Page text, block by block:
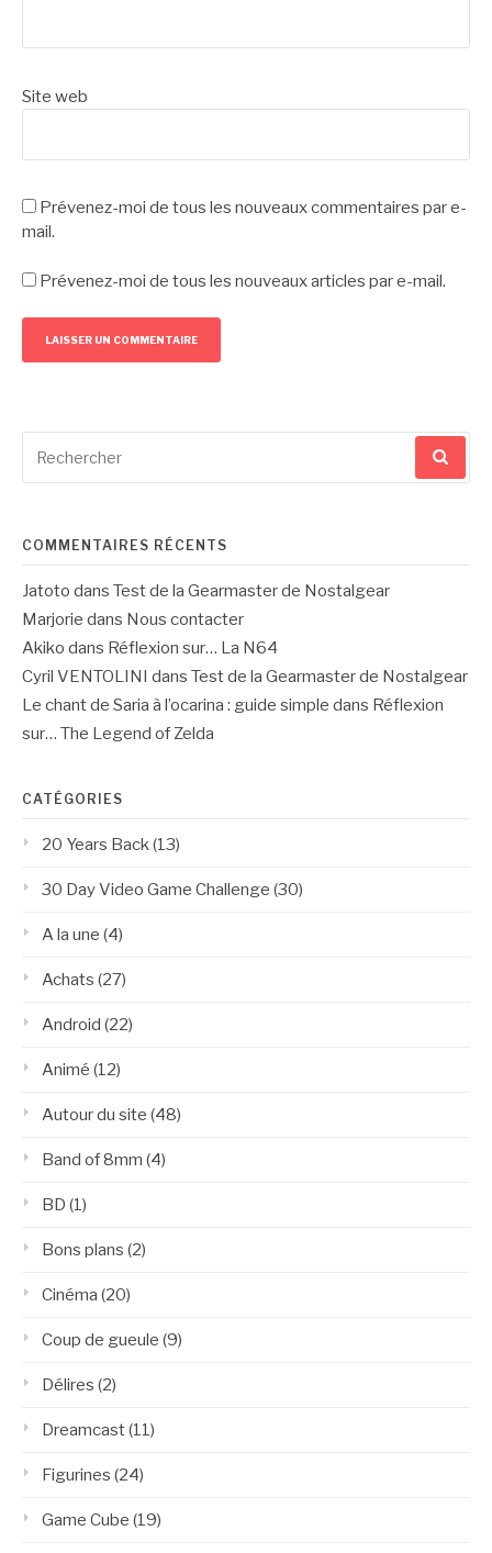
Site web
Prévenez-moi de tous les nouveaux commentaires par e-
mail.
Prévenez-moi de tous les nouveaux articles par e-mail.
pour
COMMENTAIRES RÉCENTS
Jatoto dans Test de la Gearmaster de Nostalgear
Marjorie dans Nous contacter
Akiko dans Réflexion sur… La N64
Cyril VENTOLINI dans Test de la Gearmaster de Nostalgear
Le chant de Saria à l’ocarina : guide simple dans Réflexion
sur… The Legend of Zelda
CATÉGORIES
20 Years Back (13)
30 Day Video Game Challenge (30)
A la une (4)
Achats (27)
Android (22)
Animé (12)
Autour du site (48)
Band of 8mm (4)
BD (1)
Bons plans (2)
Cinéma (20)
Coup de gueule (9)
Délires (2)
Dreamcast(11)
Figurines (24)
Game Cube (19)